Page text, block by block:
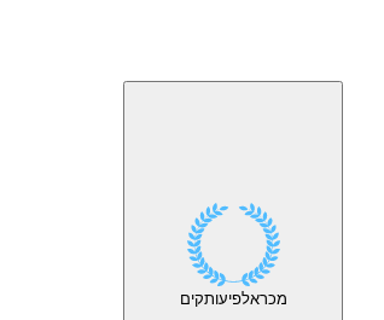
מכראלפיעותקים